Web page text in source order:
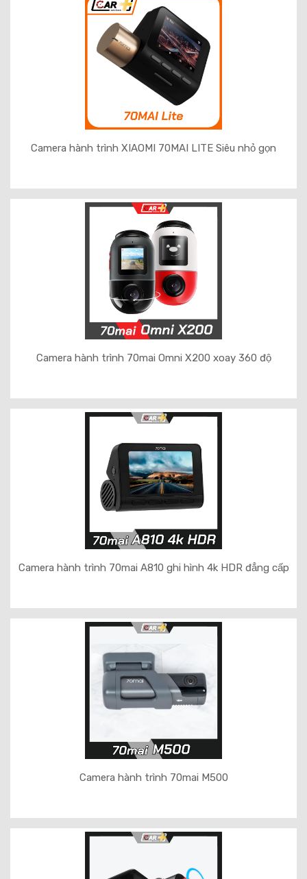
Camera hành trình XIAOMI 70MAI LITE Siêu nhỏ gọn
Camera hành trình 70mai Omni X200 xoay 360 độ
Camera hành trình 70mai A810 ghi hình 4k HDR đẳng cấp
Camera hành trình 70mai M500